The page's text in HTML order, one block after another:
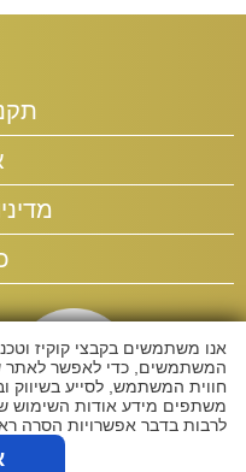
אנו משתמשים בקבצי קוקיז
המשתמשים, כדי לאפשר לאתר
חווית המשתמש, לסייע בשיווק
משתפים מידע אודות השימוש
לרבות בדבר אפשרויות הסרה